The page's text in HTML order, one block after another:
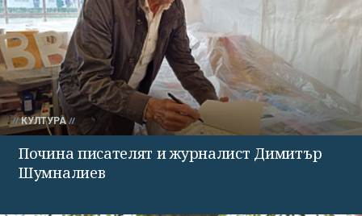
КУЛТУРА
Почина писателят и журналист Димитър
Шумналиев